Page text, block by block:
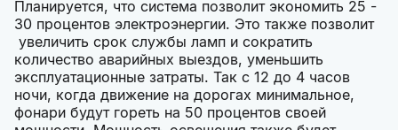
Планируется, что система позволит экономить 25 -
30 процентов электроэнергии. Это также позволит
увеличить срок службы ламп и сократить
количество аварийных выездов, уменьшить
эксплуатационные затраты. Так с 12 до 4 часов
ночи, когда движение на дорогах минимальное,
фонари будут гореть на 50 процентов своей